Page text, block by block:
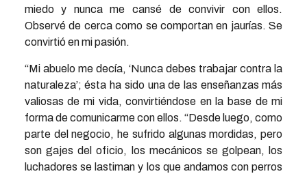
miedo y nunca me cansé de convivir con ellos.
Observé de cerca como se comportan en jaurías. Se
convirtió en mi pasión.
“Mi abuelo me decía, ‘Nunca debes trabajar contra la
naturaleza’; ésta ha sido una de las enseñanzas más
valiosas de mi vida, convirtiéndose en la base de mi
forma de comunicarme con ellos. “Desde luego, como
parte del negocio, he sufrido algunas mordidas, pero
son gajes del oficio, los mecánicos se golpean, los
luchadores se lastiman y los que andamos con perros